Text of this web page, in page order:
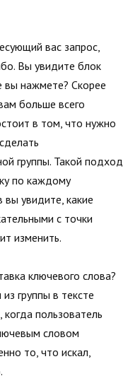
вас запрос,
Вы увидите блок
вы нажмете? Скорее
больше всего
в том, что нужно
группы. Такой подход
по каждому
вы увидите, какие
с точки
изменить.
ключевого слова?
группы в тексте
пользователь
словом
то, что искал,